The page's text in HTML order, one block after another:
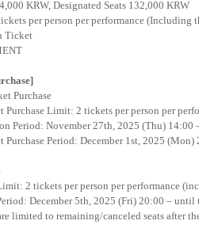
KRW, Designated Seats 132,000 KRW
per person per performance (Including
Ticket
Purchase
Limit: 2 tickets per person per
Period: November 27th, 2025 (Thu) 14:00
Period: December 1st, 2025 (Mon)
2 tickets per person per performance
December 5th, 2025 (Fri) 20:00 – until
limited to remaining/canceled seats after